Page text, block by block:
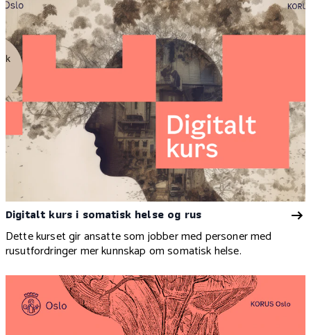
Digitalt kurs i somatisk helse og rus
Dette kurset gir ansatte som jobber med personer med
rusutfordringer mer kunnskap om somatisk helse.